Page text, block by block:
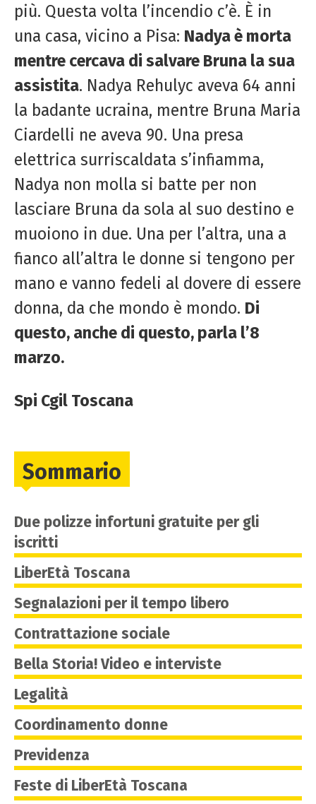
più. Questa volta l’incendio c’è. È in
una casa, vicino a Pisa: Nadya è morta
mentre cercava di salvare Bruna la sua
assistita. Nadya Rehulyc aveva 64 anni
la badante ucraina, mentre Bruna Maria
Ciardelli ne aveva 90. Una presa
elettrica surriscaldata s’infiamma,
Nadya non molla si batte per non
lasciare Bruna da sola al suo destino e
muoiono in due. Una per l’altra, una a
fianco all’altra le donne si tengono per
mano e vanno fedeli al dovere di essere
donna, da che mondo è mondo. Di
questo, anche di questo, parla l’8
marzo.
Spi Cgil Toscana
Sommario
Due polizze infortuni gratuite per gli
iscritti
LiberEtà Toscana
Segnalazioni per il tempo libero
Contrattazione sociale
Bella Storia! Video e interviste
Legalità
Coordinamento donne
Previdenza
Feste di LiberEtà Toscana